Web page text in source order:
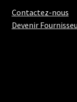
Contactez-nous
Devenir